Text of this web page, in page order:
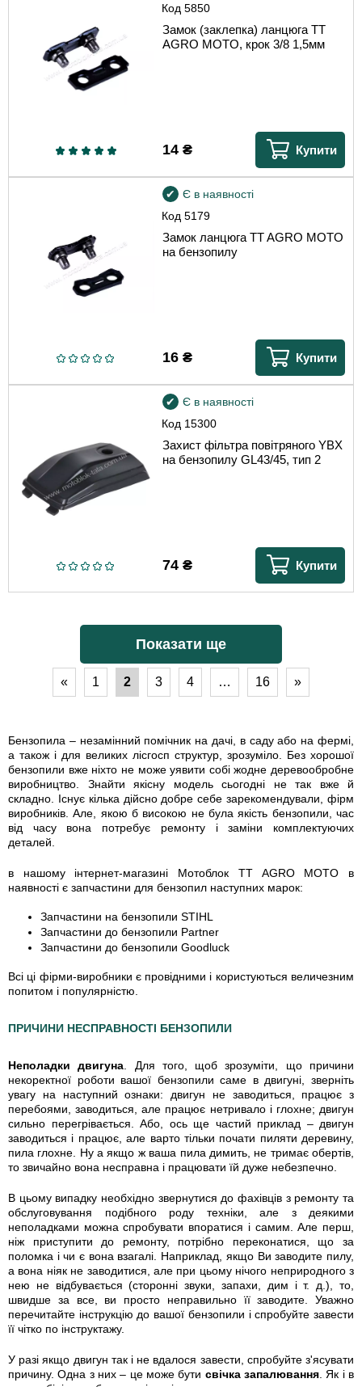
Код5850
Замок (заклепка) ланцюга TT
AGRO MOTO, крок 3/8 1,5мм
14₴ Купити
Код5179
Є в наявності
Замок ланцюга TT AGRO MOTO
на бензопилу
16₴ Купити
Код 15300
Є в наявності
Захист фільтра повітряного YBX
на бензопилу GL43/45, тип 2
74₴ Купити
Показати ще
« 1 2 3 4 … 16 »
Бензопила – незамінний помічник на дачі, в саду або на фермі,
а також і для великих лісгосп структур, зрозуміло. Без хорошої
бензопили вже ніхто не може уявити собі жодне деревообробне
виробництво. Знайти якісну модель сьогодні не так вже й
складно. Існує кілька дійсно добре себе зарекомендували, фірм
виробників. Але, якою б високою не була якість бензопили, час
від часу вона потребує ремонту і заміни комплектуючих
деталей.
в нашому інтернет-магазині Мотоблок TT AGRO MOTO в
наявності є запчастини для бензопил наступних марок:
Запчастини на бензопили STIHL
Запчастини до бензопили Partner
Запчастини до бензопили Goodluck
Всі ці фірми-виробники є провідними і користуються величезним
попитом і популярністю.
ПРИЧИНИ НЕСПРАВНОСТІ БЕНЗОПИЛИ
Неполадки двигуна . Для того, щоб зрозуміти, що причини
некоректної роботи вашої бензопили саме в двигуні, зверніть
увагу на наступний ознаки: двигун не заводиться, працює з
перебоями, заводиться, але працює нетривало і глохне; двигун
сильно перегрівається. Або, ось ще частий приклад – двигун
заводиться і працює, але варто тільки почати пиляти деревину,
пила глохне. Ну а якщо ж ваша пила димить, не тримає обертів,
то звичайно вона несправна і працювати їй дуже небезпечно.
В цьому випадку необхідно звернутися до фахівців з ремонту та
обслуговування подібного роду техніки, але з деякими
неполадками можна спробувати впоратися і самим. Але перш,
ніж приступити до ремонту, потрібно переконатися, що за
поломка і чи є вона взагалі. Наприклад, якщо Ви заводите пилу,
а вона ніяк не заводитися, але при цьому нічого неприродного з
нею не відбувається (сторонні звуки, запахи, дим і т. д.), то,
швидше за все, ви просто неправильно її заводите. Уважно
перечитайте інструкцію до вашої бензопили і спробуйте завести
її чітко по інструктажу.
У разі якщо двигун так і не вдалося завести, спробуйте з'ясувати
причину. Одна з них – це може бути свічка запалювання . Як і в